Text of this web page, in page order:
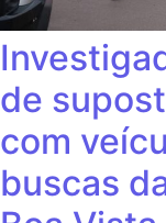
de
com
buscas